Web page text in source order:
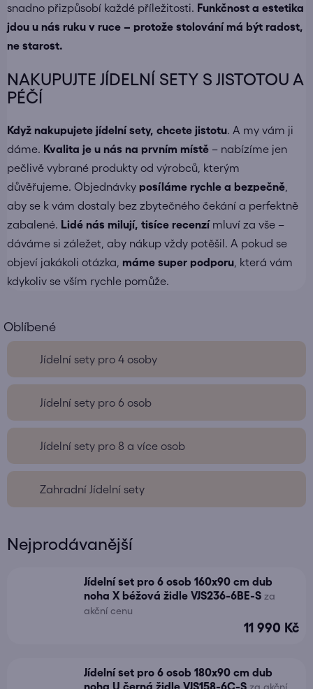
snadno přizpůsobí každé příležitosti. Funkčnost a estetika
jdou u nás ruku v ruce – protože stolování má být radost,
ne starost.
NAKUPUJTE JÍDELNÍ SETY S JISTOTOU A
PÉČÍ
Když nakupujete jídelní sety, chcete jistotu. A my vám ji
dáme. Kvalita je u nás na prvním místě – nabízíme jen
pečlivě vybrané produkty od výrobců, kterým
důvěřujeme. Objednávky posíláme rychle a bezpečně
aby se k vám dostaly bez zbytečného čekání a perfektně
zabalené. Lidé nás milují, tisíce recenzímluví za vše –
dáváme si záležet, aby nákup vždy potěšil. A pokud se
objeví jakákoli otázka, máme super podporu , která vám
kdykoliv se vším rychle pomůže.
Jídelní sety pro 4 osoby
Jídelní sety pro 6 osob
Jídelní sety pro 8 a více osob
Zahradní Jídelní sety
Nejprodávanější
Jídelní set pro 6 osob 160x90 cm dub
noha X béžová židle VJS236-6BE-S za
akční cenu
11 990 Kč
Jídelní set pro 6 osob 180x90 cm dub
noha U černá židle VJS158-6C-S